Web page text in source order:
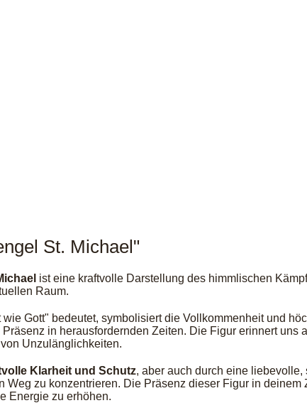
St. Michael"
ist eine kraftvolle Darstellung des himmlischen
Raum.
Gott" bedeutet, symbolisiert die Vollkommenheit und
in herausfordernden Zeiten. Die Figur erinnert uns
Unzulänglichkeiten.
Klarheit und Schutz, aber auch durch eine
Weg zu konzentrieren. Die Präsenz dieser Figur in
Energie zu erhöhen.